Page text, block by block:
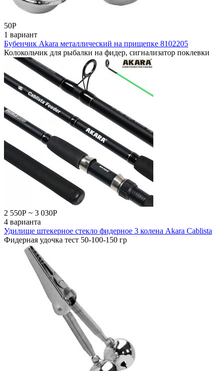
50Р
1 вариант
Бубенчик Akara металлический на прищепке 8102205
Колокольчик для рыбалки на фидер, сигнализатор поклевки
2 550Р ~ 3 030Р
4 варианта
Удилище штекерное стекло фидерное 3 колена Akara Cablista
Фидерная удочка тест 50-100-150 гр